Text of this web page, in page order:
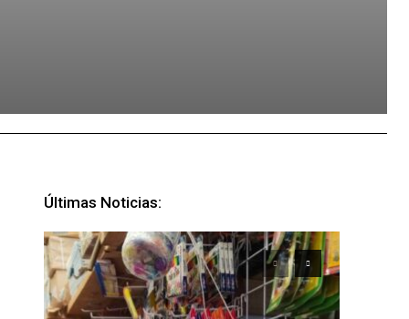
Últimas Noticias: